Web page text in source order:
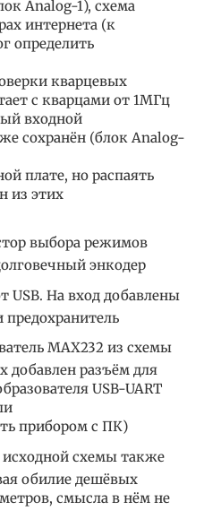
Analog-1), схема
интернета (к
определить
кварцевых
с кварцами от 1МГц
входной
сохранён (блок Analog-
плате, но распаять
из этих
выбора режимов
энкодер
USB. На вход добавлены
MAX232 из схемы
добавлен разъём для
USB-UART
прибором с ПК)
исходной схемы также
обилие дешёвых
смысла в нём не